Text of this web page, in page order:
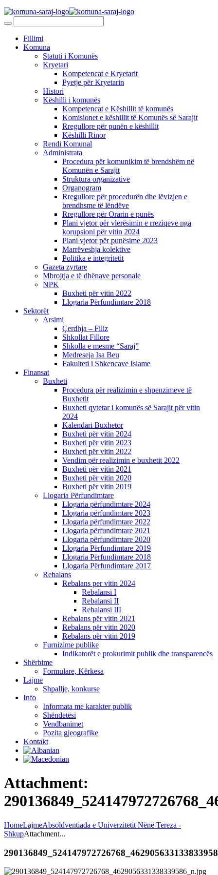
Fillimi
Komuna
Statuti i Komunës
Kryetari
Kompetencat e Kryetarit
Pyetje për Kryetarin
Histori
Këshilli i komunës
Kompetencat e Këshillit të komunës
Komisionet e këshillit të Komunës së Sarajit
Rregullore për punën e këshillit
Këshilli Rinor
Rendi Komunal
Administrata
Procedura për komunikim të brendshëm në
Komunën e Sarajit
Struktura organizative
Organogram
Rregullore për procedurën dhe lëvizjen e
brendhsme të lëndëve
Rregullore për Orarin e punës
Plani vjetor për vlerësimin e rreziqeve nga
korupsioni për vitin 2024
Plani vjetor për punësime 2023
Marrëveshja kolektive
Politika e integritetit
Gazeta zyrtare
Mbrojtja e të dhënave personale
NPK
Buxheti për vitin 2022
Llogaria Përfundimtare 2018
Sektorët
Arsimi
Çerdhja – Filiz
Shkollat Fillore
Shkolla e mesme “Saraj”
Medreseja Isa Beu
Fakulteti i Shkencave Islame
Finansat
Buxheti
Procedura për realizimin e shpenzimeve të
Buxhetit
Buxheti qytetar i komunës së Sarajit për vitin
2024
Kalendari Buxhetor
Buxheti për vitin 2024
Buxheti për vitin 2023
Buxheti për vitin 2022
Vendim për realizimin e buxhetit 2022
Buxheti për vitin 2021
Buxheti për vitin 2020
Buxheti për vitin 2019
Llogaria Përfundimtare
Llogaria përfundimtare 2024
Llogaria përfundimtare 2023
Llogaria përfundimtare 2022
Llogaria përfundimtare 2021
Llogaria përfundimtare 2020
Llogaria Përfundimtare 2019
Llogaria Përfundimtare 2018
Llogaria Përfundimtare 2017
Rebalans
Rebalans per vitin 2024
Rebalansi I
Rebalansi II
Rebalansi III
Rebalans për vitin 2021
Rebalans për vitin 2020
Rebalans për vitin 2019
Furnizime publike
Indikatorët e prokurimit publik dhe transparencës
Shërbime
Formulare, Kërkesa
Lajme
Shpallje, konkurse
Info
Informata me karakter publik
Shëndetësi
Vendbanimet
Pozita gjeografike
Kontakt
Attachment:
HomeLajmeAbsoldventiada e Univerzitetit Nënë Tereza -
ShkupAttachment...